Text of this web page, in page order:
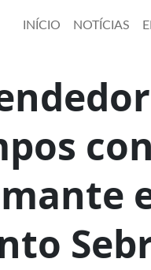
INÍCIO NOTÍCIAS